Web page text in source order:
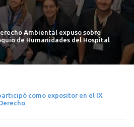
Ambiental expuso sobre
de Humanidades del Hospital
como expositor en el IX